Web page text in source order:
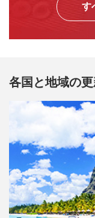
す
各国と地域の